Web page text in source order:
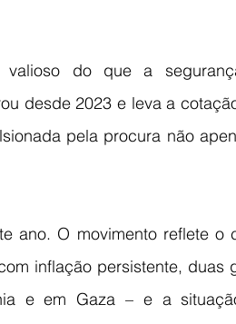
do que a
desde 2023 e leva a
pela procura não
ano. O movimento reflete o
inflação persistente, duas
e em Gaza – e a